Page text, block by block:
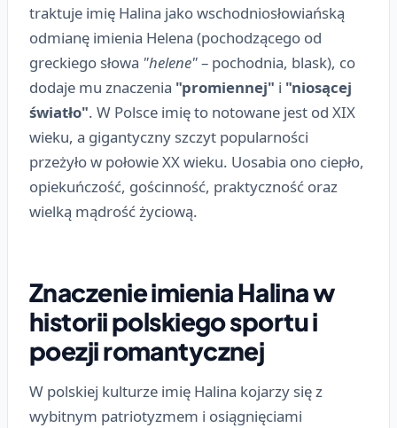
traktuje imię Halina jako wschodniosłowiańską
odmianę imienia Helena (pochodzącego od
greckiego słowa "helene"– pochodnia, blask), co
dodaje mu znaczenia "promiennej" i "niosącej
światło". W Polsce imię to notowane jest od XIX
wieku, a gigantyczny szczyt popularności
przeżyło w połowie XX wieku. Uosabia ono ciepło,
opiekuńczość, gościnność, praktyczność oraz
wielką mądrość życiową.
Znaczenie imienia Halina w
historii polskiego sportu i
poezji romantycznej
W polskiej kulturze imię Halina kojarzy się z
wybitnym patriotyzmem i osiągnięciami